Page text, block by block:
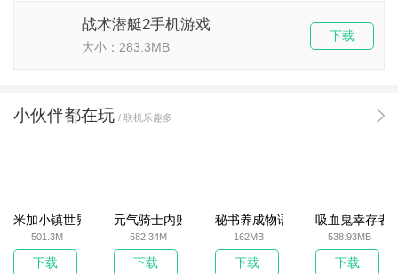
战术潜艇2手机游戏
大小：283.3MB
下载
小伙伴都在玩 / 联机乐趣多
米加小镇世界2025官方版
501.3M
下载
元气骑士内购破解版
682.34M
下载
秘书养成物语
162MB
下载
吸血鬼幸存者
538.93MB
下载